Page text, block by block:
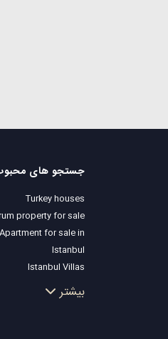
جستجو های
Turkey houses
property for sale
Apartment for sale in
Istanbul
Istanbul Villas
Bodrum Villa
Apartment for sale in
بیشتر